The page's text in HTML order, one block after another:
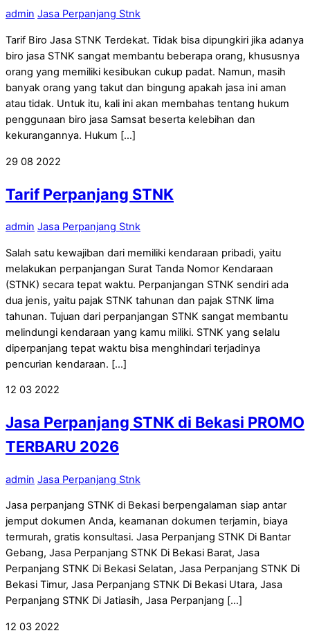
admin Jasa Perpanjang Stnk
Tarif Biro Jasa STNK Terdekat. Tidak bisa dipungkiri jika adanya
biro jasa STNK sangat membantu beberapa orang, khususnya
orang yang memiliki kesibukan cukup padat. Namun, masih
banyak orang yang takut dan bingung apakah jasa ini aman
atau tidak. Untuk itu, kali ini akan membahas tentang hukum
penggunaan biro jasa Samsat beserta kelebihan dan
kekurangannya. Hukum […]
29 08 2022
Tarif Perpanjang STNK
admin Jasa Perpanjang Stnk
Salah satu kewajiban dari memiliki kendaraan pribadi, yaitu
melakukan perpanjangan Surat Tanda Nomor Kendaraan
(STNK) secara tepat waktu. Perpanjangan STNK sendiri ada
dua jenis, yaitu pajak STNK tahunan dan pajak STNK lima
tahunan. Tujuan dari perpanjangan STNK sangat membantu
melindungi kendaraan yang kamu miliki. STNK yang selalu
diperpanjang tepat waktu bisa menghindari terjadinya
pencurian kendaraan. […]
12 03 2022
Jasa Perpanjang STNK di Bekasi PROMO
TERBARU 2026
admin Jasa Perpanjang Stnk
Jasa perpanjang STNK di Bekasi berpengalaman siap antar
jemput dokumen Anda, keamanan dokumen terjamin, biaya
termurah, gratis konsultasi. Jasa Perpanjang STNK Di Bantar
Gebang, Jasa Perpanjang STNK Di Bekasi Barat, Jasa
Perpanjang STNK Di Bekasi Selatan, Jasa Perpanjang STNK Di
Bekasi Timur, Jasa Perpanjang STNK Di Bekasi Utara, Jasa
Perpanjang STNK Di Jatiasih, Jasa Perpanjang […]
12 03 2022